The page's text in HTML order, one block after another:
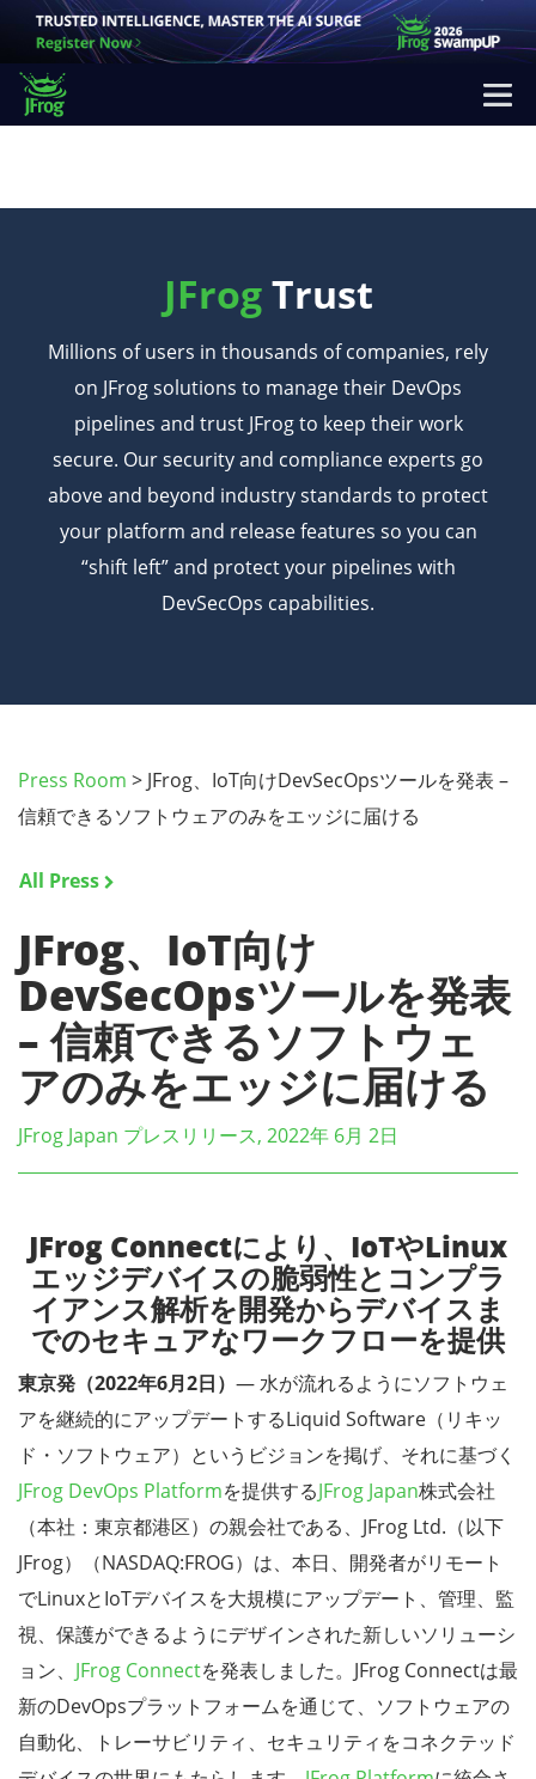
JFrogTrust
Millions of users in thousands of companies, rely
on JFrog solutions to manage their DevOps
pipelines and trust JFrog to keep their work
secure. Our security and compliance experts go
above and beyond industry standards to protect
your platform and releasefeatures so you can
“shift left” and protect your pipelines with
DevSecOps capabilities.
Press Room > JFrog、IoT向けDevSecOpsツールを発表 –
信頼できるソフトウェアのみをエッジに届ける
All Press
JFrog、IoT向け
DevSecOpsツールを発表
– 信頼できるソフトウェ
アのみをエッジに届ける
JFrog Japan プレスリリース, 2022年 6月 2日
JFrog Connectにより、IoTやLinux
エッジデバイスの脆弱性とコンプラ
イアンス解析を開発からデバイスま
でのセキュアなワークフローを提供
東京発（2022年6月2日） ― 水が流れるようにソフトウェ
アを継続的にアップデートするLiquid Software（リキッ
ド・ソフトウェア）というビジョンを掲げ、それに基づく
JFrog DevOps Platformを提供するJFrog Japan株式会社
（本社：東京都港区）の親会社である、JFrog Ltd.（以下
JFrog）（NASDAQ:FROG）は、本日、開発者がリモート
でLinuxとIoTデバイスを大規模にアップデート、管理、監
視、保護ができるようにデザインされた新しいソリューシ
ョン、 JFrog Connectを発表しました。JFrog Connectは最
新のDevOpsプラットフォームを通じて、ソフトウェアの
自動化、トレーサビリティ、セキュリティをコネクテッド